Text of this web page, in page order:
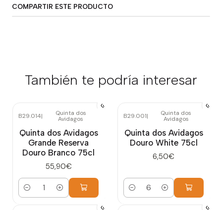
COMPARTIR ESTE PRODUCTO
También te podría interesar
B29.014| Quinta dos
Avidagos
Quinta dos Avidagos
Grande Reserva
Douro Branco 75cl
55,90€
Cantidad
B29.001| Quinta dos
Avidagos
Quinta dos Avidagos
Douro White 75cl
6,50€
Cantidad